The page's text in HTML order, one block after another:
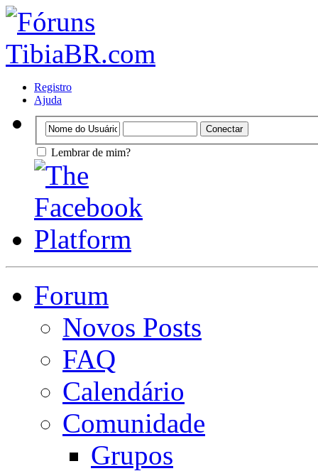
Registro
Ajuda
Lembrar de mim?
Forum
Novos Posts
FAQ
Calendário
Comunidade
Grupos